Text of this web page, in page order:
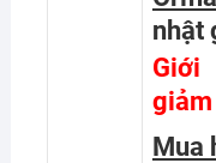
nhật
Mua